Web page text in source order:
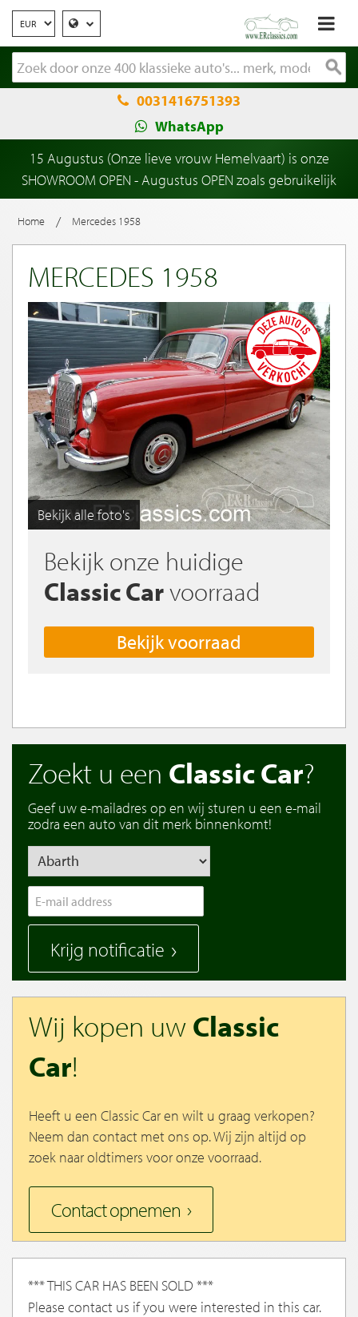
0031416751393
WhatsApp
15 Augustus (Onze lieve vrouw Hemelvaart) is onze
SHOWROOM OPEN - Augustus OPEN zoals gebruikelijk
Home / Mercedes 1958
MERCEDES 1958
Bekijk alle foto's
Bekijk onze huidige
Classic Carvoorraad
Bekijk voorraad
Zoekt u een Classic Car?
Geef uw e-mailadres op en wij sturen u een e-mail
zodra een auto van dit merk binnenkomt!
Krijg notificatie
Wij kopen uwClassic
Car!
Heeft u een Classic Car en wilt u graag verkopen?
Neem dan contact met ons op. Wij zijn altijd op
zoek naar oldtimers voor onze voorraad.
Contact opnemen
*** THIS CAR HAS BEEN SOLD ***
Please contact us if you were interested in this car.